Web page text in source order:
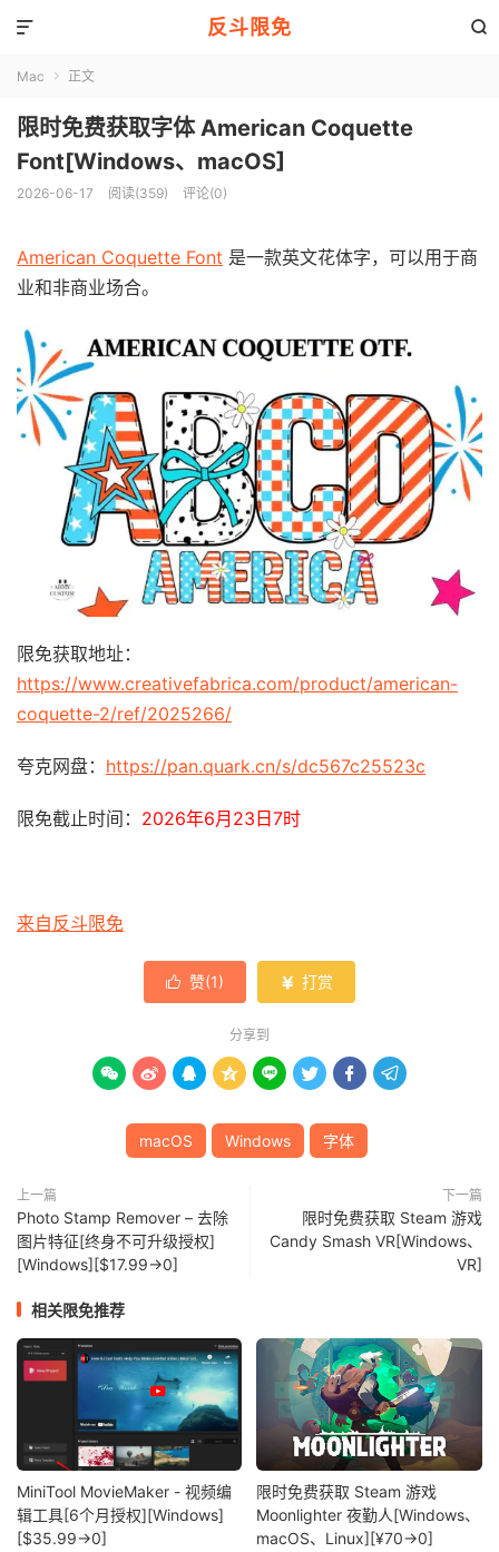
反斗限免 

Mac  正文
限时免费获取字体 American Coquette
Font[Windows、macOS]
2026-06-17 阅读(359) 评论(0)
American Coquette Font 是一款英文花体字，可以用于商
业和非商业场合。
限免获取地址：
https://www.creativefabrica.com/product/american-
coquette-2/ref/2025266/
夸克网盘： https://pan.quark.cn/s/dc567c25523c
限免截止时间： 2026年6月23日7时
来自反斗限免
 赞(1)  打赏
分享到
       
macOS Windows 字体
上一篇
Photo Stamp Remover – 去除
图片特征[终身不可升级授权]
[Windows][$17.99→0]
下一篇
限时免费获取 Steam 游戏
Candy Smash VR[Windows、
VR]
相关限免推荐
MiniTool MovieMaker - 视频编
辑工具[6个月授权][Windows]
[$35.99→0]
限时免费获取 Steam 游戏
Moonlighter 夜勤人[Windows、
macOS、Linux][¥70→0]